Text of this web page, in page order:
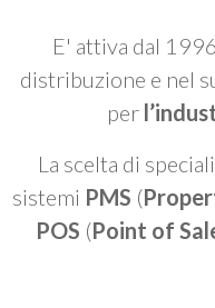
E' attiva dal
distribuzione e nel
per
La scelta di
sistemi PMS (
POS (Point of